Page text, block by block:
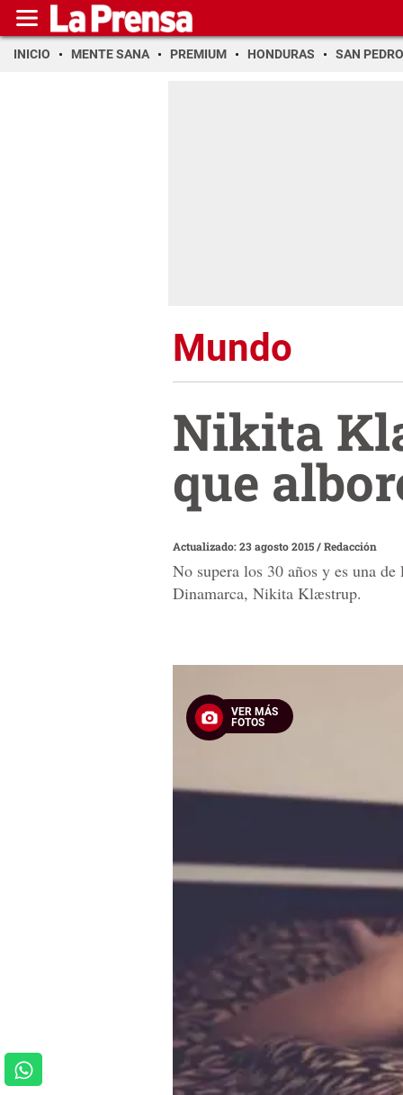
INICIO MENTE SANA PREMIUM HONDURAS SAN PEDRO
Mundo
Nikita
que
Actualizado: 23 agosto 2015/Redacción
No supera los 30 años y es una
Dinamarca, Nikita Klæstrup.
VER MÁS
FOTOS